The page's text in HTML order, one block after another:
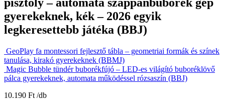
gyerekeknek, kék – 2026 egyik
legkeresettebb játéka (BBJ)
GeoPlay fa montessori fejlesztő tábla – geometriai formák és színek
tanulása, kirakó gyerekeknek (BBMJ)
Magic Bubble tündér buborékfújó – LED-es világító buboréklövő
pálca gyerekeknek, automata működéssel rózsaszín (BBJ)
10.190 Ft